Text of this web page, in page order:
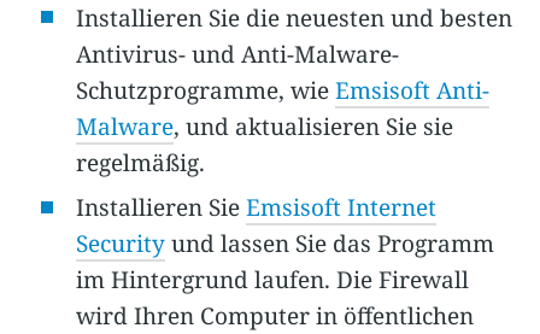
Installieren Sie die neuesten und besten
Antivirus- und Anti-Malware-
Schutzprogramme, wieEmsisoft Anti-
Malware, und aktualisieren Sie sie
regelmäßig.
Installieren SieEmsisoft Internet
Securityund lassen Sie das Programm
im Hintergrund laufen. Die Firewall
wird Ihren Computer in öffentlichen